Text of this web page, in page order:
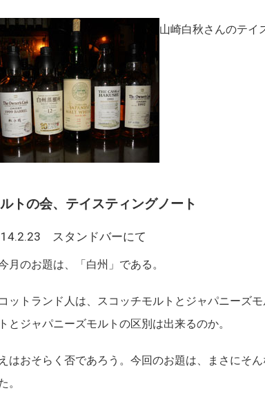
山崎白秋さんのテイ
トの会、テイスティングノート
スタンドバーにて
月のお題は、「白州」である。
ットランド人は、スコッチモルトとジャパニーズ
とジャパニーズモルトの区別は出来るのか。
はおそらく否であろう。今回のお題は、まさにそ
。